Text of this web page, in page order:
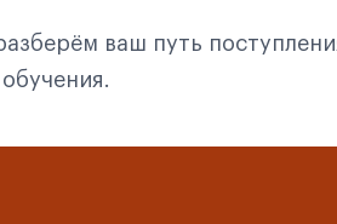
ваш путь